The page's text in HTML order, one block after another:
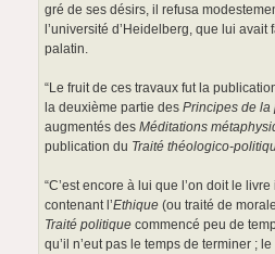
gré de ses désirs, il refusa
l’université d’Heidelberg, que lui
palatin.
“Le fruit de ces travaux fut la
la deuxième partie des Principes de la
augmentés des Méditations
publication du Traité théologico-
“C’est encore à lui que l’on doit le livre
contenant l’Ethique (ou traité de
Traité politique commencé peu de
qu’il n’eut pas le temps de terminer ; le